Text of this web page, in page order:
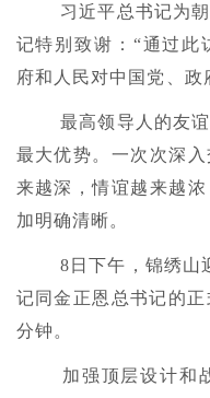
习近平总书记为
记特别致谢：“通过此
府和人民对中国党、
最高领导人的友
最大优势。一次次深
来越深，情谊越来越
加明确清晰。
8日下午，锦绣山
记同金正恩总书记的
分钟。
加强顶层设计和